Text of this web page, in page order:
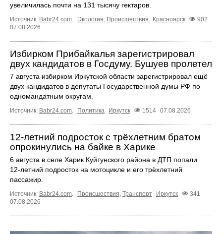
увеличилась почти на 131 тысячу гектаров.
Источник: Babr24.com Экология Происшествия Красноярск
902
07.08.2026
Избирком Прибайкалья зарегистрировал
двух кандидатов в Госдуму. Бушуев пролетел
7 августа избирком Иркутской области зарегистрировал ещё
двух кандидатов в депутаты Государственной думы РФ по
одномандатным округам.
Источник: Babr24.com Политика Иркутск 1514 07.08.2026
12‑летний подросток с трёхлетним братом
опрокинулись на байке в Харике
6 августа в селе Харик Куйтунского района в ДТП попали
12‑летний подросток на мотоцикле и его трёхлетний
пассажир.
Источник: Babr24.com. Происшествия, Транспорт Иркутск
341
07.08.2026